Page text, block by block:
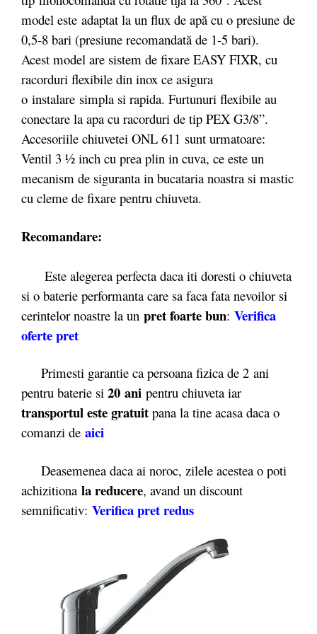
model este adaptat la un flux de apă cu o presiune de
0,5-8 bari (presiune recomandată de 1-5 bari).
Acest model are sistem de fixare EASY FIXR, cu
racorduri flexibile din inox ce asigura
o instalare simpla si rapida. Furtunuri flexibile au
conectare la apa cu racorduri de tip PEX G3/8”.
Accesoriile chiuvetei ONL 611 sunt urmatoare:
Ventil 3 ½ inch cu prea plin in cuva, ce este un
mecanism de siguranta in bucataria noastra si mastic
cu cleme de fixare pentru chiuveta.
Recomandare:
Este alegerea perfecta daca iti doresti o chiuveta
si o baterie performanta care sa faca fata nevoilor si
cerintelor noastre la un pret foarte bun: Verifica
oferte pret
Primesti garantie ca persoana fizica de 2 ani
pentru baterie si 20 ani pentru chiuveta iar
transportul este gratuit pana la tine acasa daca o
comanzi de aici
Deasemenea daca ai noroc, zilele acestea o poti
achizitiona la reducere, avand un discount
semnificativ: Verifica pret redus